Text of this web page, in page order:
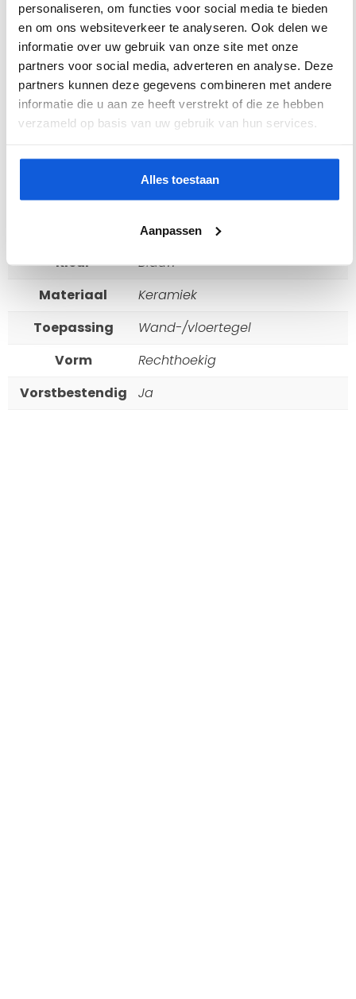
personaliseren, om functies voor social media te bieden
en om ons websiteverkeer te analyseren. Ook delen we
informatie over uw gebruik van onze site met onze
partners voor social media, adverteren en analyse. Deze
partners kunnen deze gegevens combineren met andere
informatie die u aan ze heeft verstrekt of die ze hebben
verzameld op basis van uw gebruik van hun services.
Alles toestaan
Aanpassen
Afmeting
120 x 260
Afwerking
Glans
Antislipwaarde
N.v.t.
Dikte
9 mm
vloerverwarming
Ja
3.12
Kleur
Blauw
Materiaal
Keramiek
Toepassing
Wand-/vloertegel
Vorm
Rechthoekig
Vorstbestendig
Ja